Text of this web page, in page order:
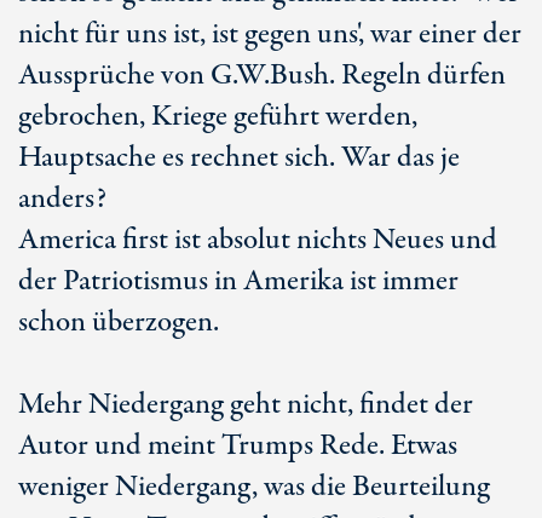
nicht für uns ist, ist gegen uns', war einer der
Aussprüche von G.W.Bush. Regeln dürfen
gebrochen, Kriege geführt werden,
Hauptsache es rechnet sich. War das je
anders?
America first ist absolut nichts Neues und
der Patriotismus in Amerika ist immer
schon überzogen.
Mehr Niedergang geht nicht, findet der
Autor und meint Trumps Rede. Etwas
weniger Niedergang, was die Beurteilung